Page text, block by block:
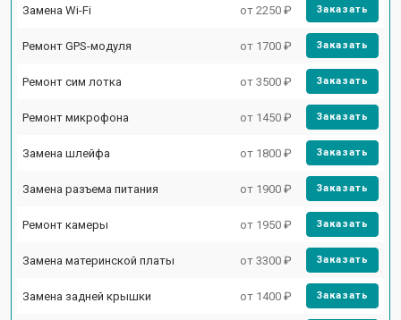
Замена Wi-Fi от 2250 ₽ Заказать
Ремонт GPS-модуля от 1700 ₽ Заказать
Ремонт сим лотка от 3500 ₽ Заказать
Ремонт микрофона от 1450 ₽ Заказать
Замена шлейфа от 1800 ₽ Заказать
Замена разъема питания от 1900 ₽ Заказать
Ремонт камеры от 1950 ₽ Заказать
Замена материнской платы от 3300 ₽ Заказать
Замена задней крышки от 1400 ₽ Заказать